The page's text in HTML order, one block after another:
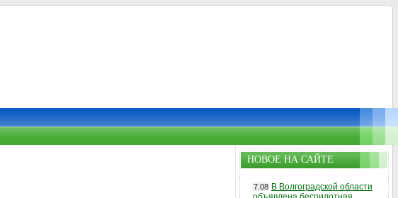
НОВОЕ НА САЙТЕ
7.08 В Волгоградской области